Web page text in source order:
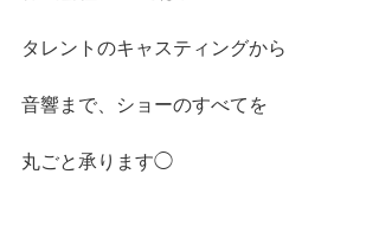
タレントのキャスティングから
音響まで、ショーのすべてを
丸ごと承ります◯